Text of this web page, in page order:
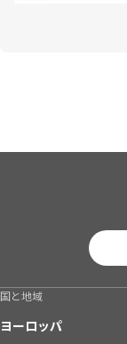
国と地域
ヨーロッパ